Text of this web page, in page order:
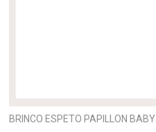
BRINCO ESPETO PAPILLON BABY